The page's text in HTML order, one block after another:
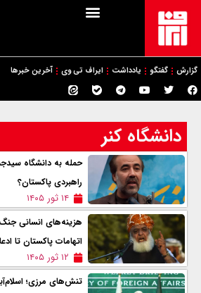
گزارش گفتگو یادداشت ایراف تی وی آخرین خبرها
دانشگاه کنر
حمله به دانشگاه
راهبردی پاکستان؟
۱۴ ثور ۱۴۰۵
هزینه‌های انسانی جنگ
اتهامات پاکستان تا
۱۲ ثور ۱۴۰۵
تنش‌های مرزی؛